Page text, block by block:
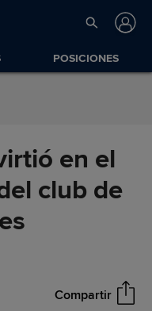
POSICIONES
en el
club de
Compartir